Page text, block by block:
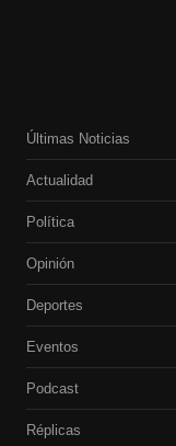
Últimas Noticias
Actualidad
Política
Opinión
Deportes
Eventos
Podcast
Réplicas